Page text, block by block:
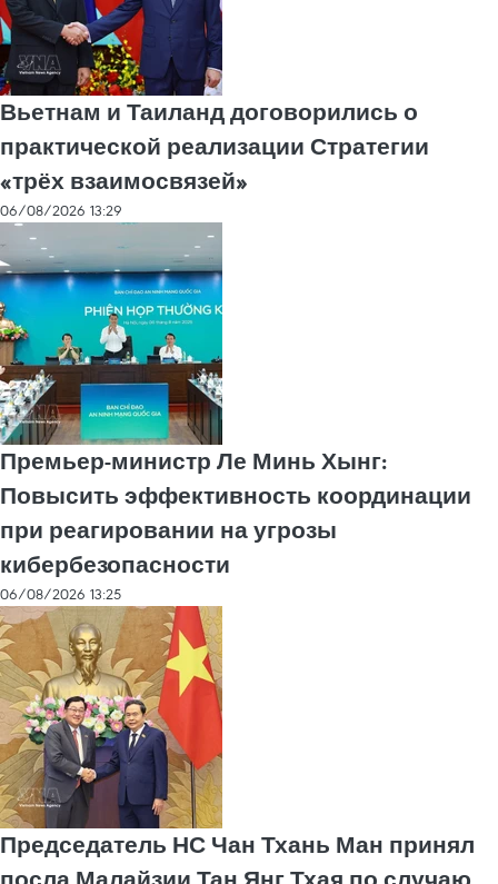
Вьетнам и Таиланд договорились о
практической реализации Стратегии
«трёх взаимосвязей»
06/08/2026 13:29
Премьер-министр Ле Минь Хынг:
Повысить эффективность координации
при реагировании на угрозы
кибербезопасности
06/08/2026 13:25
Председатель НС Чан Тхань Ман принял